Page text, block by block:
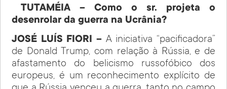
TUTAMÉIA – Como o sr. projeta o
desenrolar da guerra na Ucrânia?
JOSÉ LUÍS FIORI – A iniciativa “pacificadora”
de Donald Trump, com relação à Rússia, e de
afastamento do belicismo russofóbico dos
europeus, é um reconhecimento explícito de